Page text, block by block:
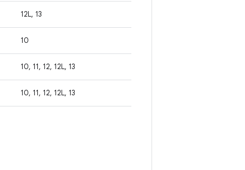
12L, 13
10
10, 11, 12, 12L, 13
10, 11, 12, 12L, 13